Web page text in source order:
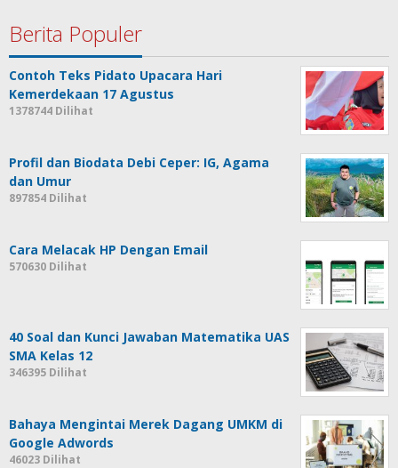
Berita Populer
Contoh Teks Pidato Upacara Hari
Kemerdekaan 17 Agustus
1378744 Dilihat
Profil dan Biodata Debi Ceper: IG, Agama
dan Umur
897854 Dilihat
Cara Melacak HP Dengan Email
570630 Dilihat
40 Soal dan Kunci Jawaban Matematika UAS
SMA Kelas 12
346395 Dilihat
Bahaya Mengintai Merek Dagang UMKM di
Google Adwords
46023 Dilihat